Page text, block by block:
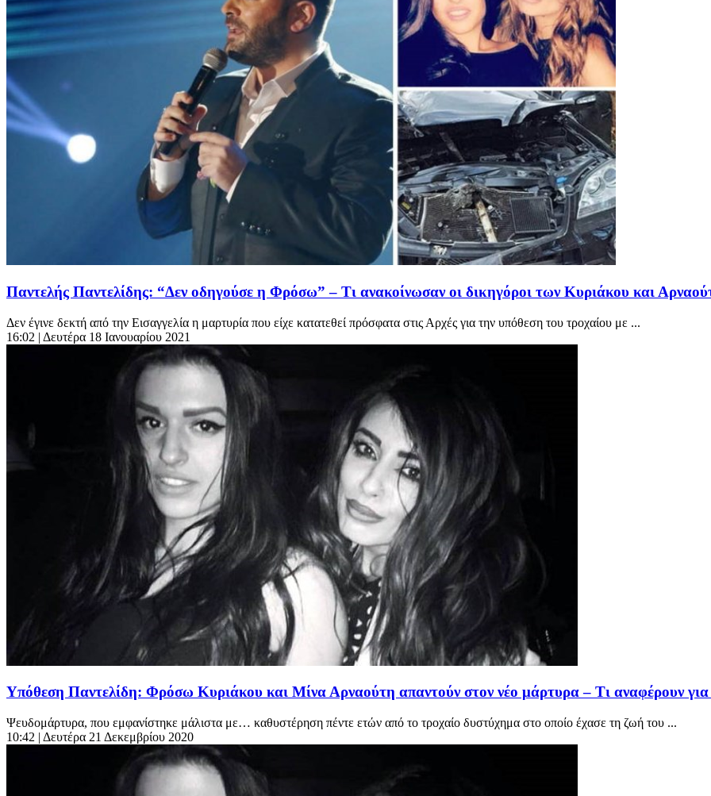
Παντελής Παντελίδης: “Δεν οδηγούσε η Φρόσω” – Τι ανακοίνωσαν οι δικηγόροι των Κυριάκου και
Δεν έγινε δεκτή από την Εισαγγελία η μαρτυρία που είχε κατατεθεί πρόσφατα στις Αρχές για την υπόθεση του τροχαίου με ...
16:02 | Δευτέρα 18 Ιανουαρίου 2021
Υπόθεση Παντελίδη: Φρόσω Κυριάκου και Μίνα Αρναούτη απαντούν στον νέο μάρτυρα – Τι αναφέρουν για
Ψευδομάρτυρα, που εμφανίστηκε μάλιστα με… καθυστέρηση πέντε ετών από το τροχαίο δυστύχημα στο οποίο έχασε τη ζωή του ...
10:42 | Δευτέρα 21 Δεκεμβρίου 2020